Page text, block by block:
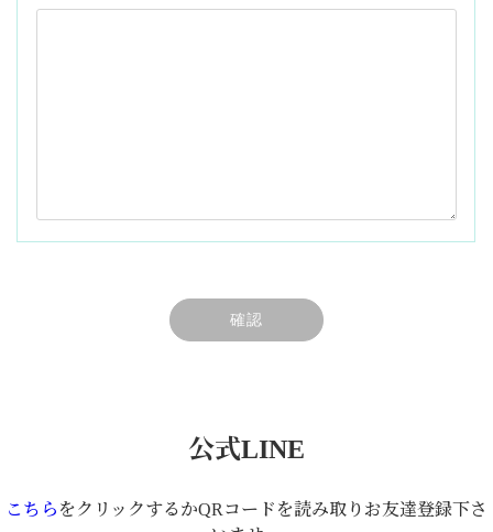
公式LINE
こちら をクリックするかQRコードを読み取りお友達登録下さ